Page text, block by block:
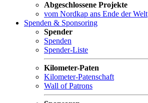
Abgeschlossene Projekte
vom Nordkap ans Ende der Welt
Spenden & Sponsoring
Spender
Spenden
Spender-Liste
Kilometer-Paten
Kilometer-Patenschaft
Wall of Patrons